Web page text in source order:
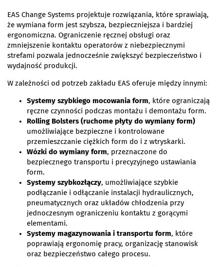
EAS Change Systems projektuje rozwiązania, które sprawiają,
że wymiana form jest szybsza, bezpieczniejsza i bardziej
ergonomiczna. Ograniczenie ręcznej obsługi oraz
zmniejszenie kontaktu operatorów z niebezpiecznymi
strefami pozwala jednocześnie zwiększyć bezpieczeństwo i
wydajność produkcji.
W zależności od potrzeb zakładu EAS oferuje między innymi:
Systemy szybkiego mocowania form, które ograniczają
ręczne czynności podczas montażu i demontażu form.
Rolling Bolsters (ruchome płyty do wymiany form)
umożliwiające bezpieczne i kontrolowane
przemieszczanie ciężkich form do i z wtryskarki.
Wózki do wymiany form, przeznaczone do
bezpiecznego transportu i precyzyjnego ustawiania
form.
Systemy szybkozłączy, umożliwiające szybkie
podłączanie i odłączanie instalacji hydraulicznych,
pneumatycznych oraz układów chłodzenia przy
jednoczesnym ograniczeniu kontaktu z gorącymi
elementami.
Systemy magazynowania i transportu form, które
poprawiają ergonomię pracy, organizację stanowisk
oraz bezpieczeństwo całego procesu.